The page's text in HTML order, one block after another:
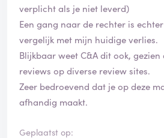
verplicht als je niet leverd)
Een gang naar de rechter is
vergelijk met mijn huidige verlies.
Blijkbaar weet C&A dit ook,
reviews op diverse review sites.
Zeer bedroevend dat je op deze
afhandig maakt.
Geplaatst op: